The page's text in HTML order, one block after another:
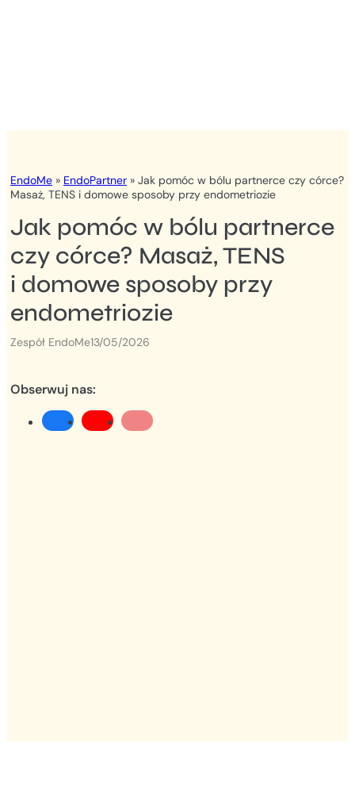
EndoMe » EndoPartner » Jak pomóc w bólu partnerce czy córce?
Masaż, TENS i domowe sposoby przy endometriozie
Jak pomóc w bólu partnerce
czy córce? Masaż, TENS
i domowe sposoby przy
endometriozie
Zespół EndoMe13/05/2026
Obserwuj nas: